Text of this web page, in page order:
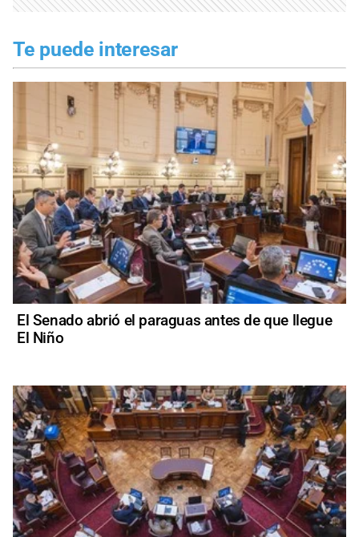
Te puede interesar
El Senado abrió el paraguas antes de que llegue
El Niño